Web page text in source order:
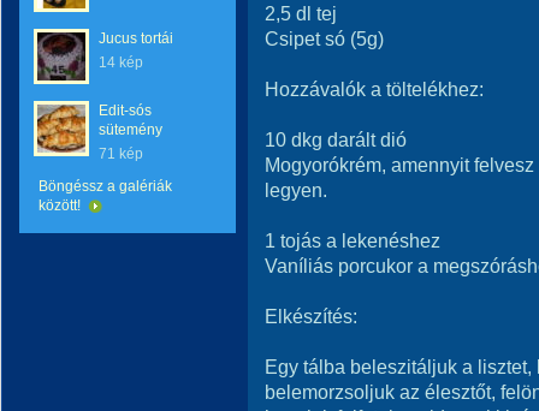
Jucus tortái
14 kép
Edit-sós
sütemény
71 kép
Böngéssz a galériák
között!
2,5 dl tej
Csipet só (5g)
Hozzávalók a töltelékhez:
10 dkg darált dió
Mogyorókrém, amennyit
legyen.
1 tojás a lekenéshez
Vaníliás porcukor a
Elkészítés:
Egy tálba beleszitáljuk a
belemorzsoljuk az élesztőt,